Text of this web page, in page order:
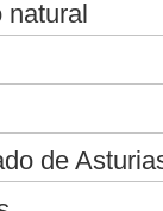
natural
de